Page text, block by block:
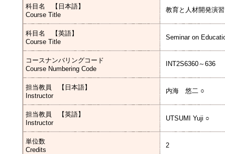
科目名 【日本語】
Course Title
教育と人材開発演
科目名 【英語】
Course Title
Seminar on
コースナンバリングコード
Course Numbering Code
INT2S6360～636
担当教員 【日本語】
Instructor
内海 悠二 ○
担当教員 【英語】
Instructor
UTSUMI Yuji ○
単位数
Credits
2